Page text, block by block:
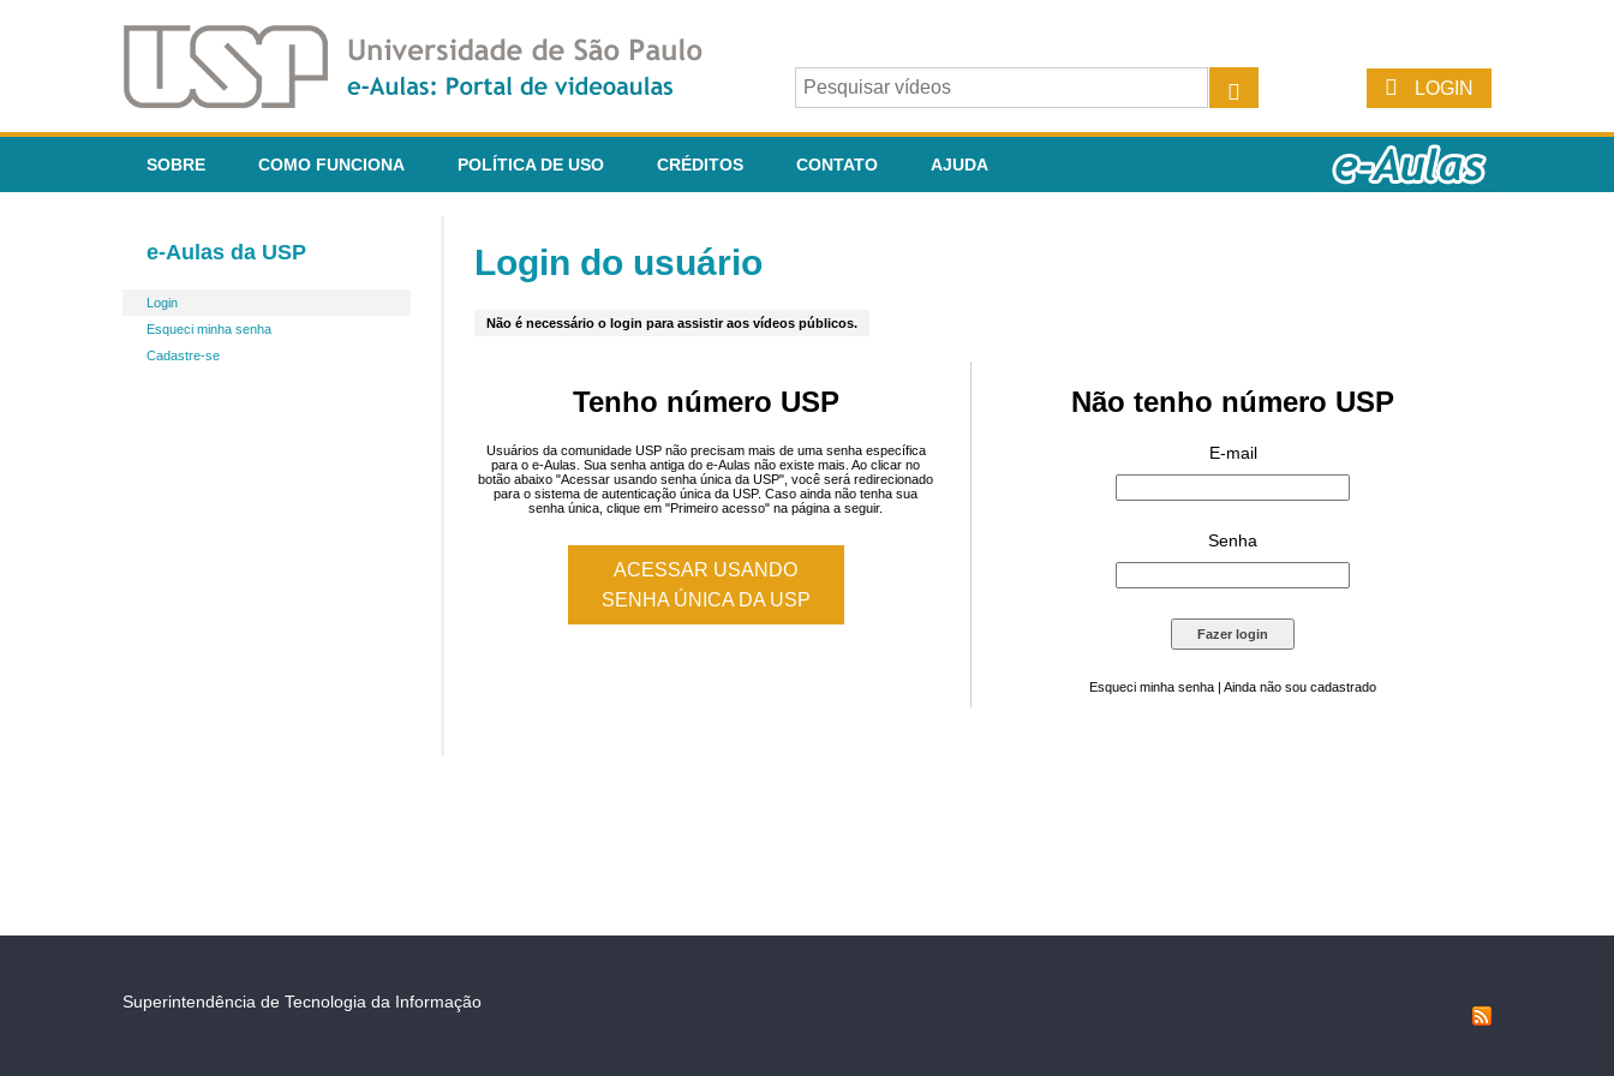
LOGIN
SOBRE COMO FUNCIONA POLÍTICA DE USO CRÉDITOS CONTATO AJUDA
e-Aulas da USP
Login
Esqueci minha senha
Cadastre-se
Login do usuário
Não é necessário o login para assistir aos vídeos públicos.
Tenho número USP
Usuários da comunidade USP não precisam mais de uma senha específica
para o e-Aulas. Sua senha antiga do e-Aulas não existe mais. Ao clicar no
botão abaixo "Acessar usando senha única da USP", você será redirecionado
para o sistema de autenticação única da USP. Caso ainda não tenha sua
senha única, clique em "Primeiro acesso" na página a seguir.
ACESSAR USANDO
SENHA ÚNICA DA USP
Não tenho número USP
E-mail
Senha
Esqueci minha senha | Ainda não sou cadastrado
Superintendência de Tecnologia da Informação